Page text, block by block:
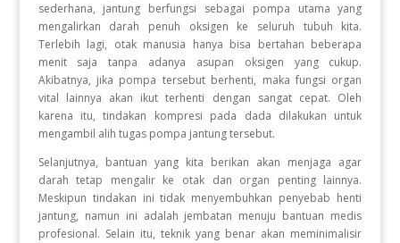
sederhana, jantung berfungsi sebagai pompa utama yang
mengalirkan darah penuh oksigen ke seluruh tubuh kita.
Terlebih lagi, otak manusia hanya bisa bertahan beberapa
menit saja tanpa adanya asupan oksigen yang cukup.
Akibatnya, jika pompa tersebut berhenti, maka fungsi organ
vital lainnya akan ikut terhenti dengan sangat cepat. Oleh
karena itu, tindakan kompresi pada dada dilakukan untuk
mengambil alih tugas pompa jantung tersebut.
Selanjutnya, bantuan yang kita berikan akan menjaga agar
darah tetap mengalir ke otak dan organ penting lainnya.
Meskipun tindakan ini tidak menyembuhkan penyebab henti
jantung, namun ini adalah jembatan menuju bantuan medis
profesional. Selain itu, teknik yang benar akan meminimalisir